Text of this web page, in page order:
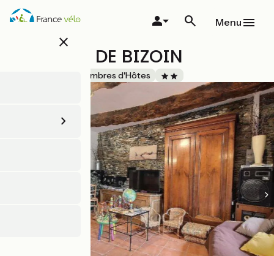
Aller
au
close
Menu
LA FERME DE BIZOIN
Chambres d'Hôtes